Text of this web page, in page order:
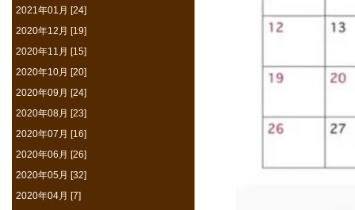
2021年01月 [24]
2020年12月 [19]
2020年11月 [15]
2020年10月 [20]
2020年09月 [24]
2020年08月 [23]
2020年07月 [16]
2020年06月 [26]
2020年05月 [32]
2020年04月 [7]